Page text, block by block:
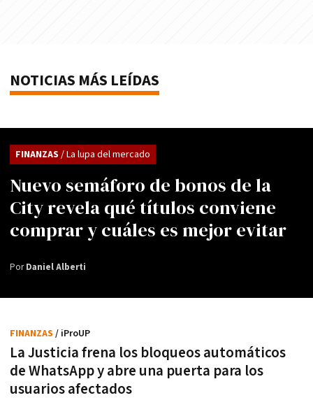
NOTICIAS MÁS LEÍDAS
Nuevo semáforo de bonos de la
City revela qué títulos conviene
comprar y cuáles es mejor evitar
FINANZAS / La lupa del mercado
PorDaniel Alberti
La Justicia frena los bloqueos automáticos
de WhatsApp y abre una puerta para los
usuarios afectados
FINANZAS / iProUP